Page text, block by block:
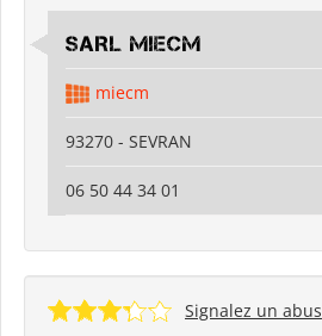
SARL MIECM
miecm
93270 - SEVRAN
06 50 44 34 01
Signalez un abus